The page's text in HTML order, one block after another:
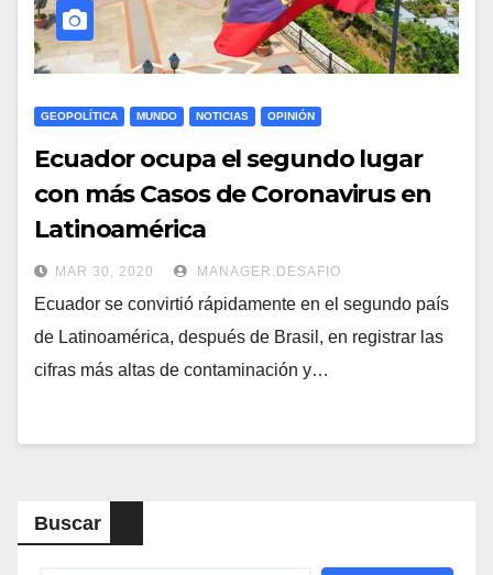
GEOPOLÍTICA MUNDO NOTICIAS OPINIÓN
Ecuador ocupa el segundo lugar
con más Casos de Coronavirus en
Latinoamérica
MAR 30, 2020 MANAGER.DESAFIO
Ecuador se convirtió rápidamente en el segundo país
de Latinoamérica, después de Brasil, en registrar las
cifras más altas de contaminación y…
Buscar